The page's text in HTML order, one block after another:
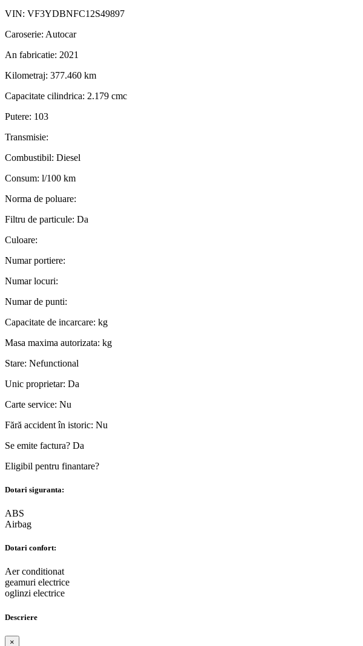
VIN: VF3YDBNFC12S49897
Caroserie: Autocar
An fabricatie: 2021
Kilometraj: 377.460 km
Capacitate cilindrica: 2.179 cmc
Putere: 103
Transmisie:
Combustibil: Diesel
Consum: l/100 km
Norma de poluare:
Filtru de particule: Da
Culoare:
Numar portiere:
Numar locuri:
Numar de punti:
Capacitate de incarcare: kg
Masa maxima autorizata: kg
Stare: Nefunctional
Unic proprietar: Da
Carte service: Nu
Fără accident în istoric: Nu
Se emite factura? Da
Eligibil pentru finantare?
Dotari siguranta:
ABS
Airbag
Dotari confort:
Aer conditionat
geamuri electrice
oglinzi electrice
Descriere
×